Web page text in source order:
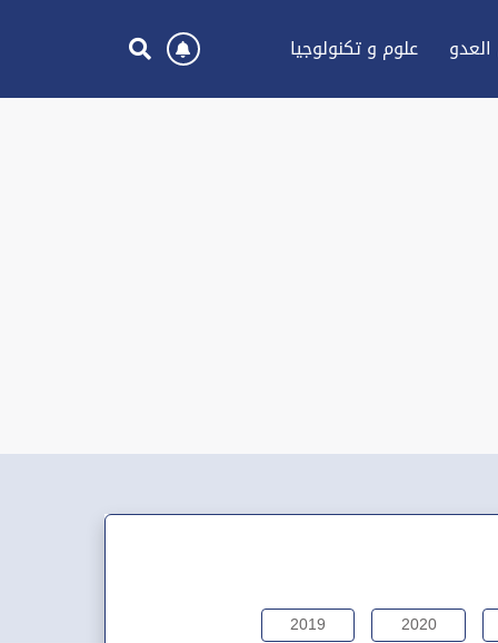
علوم و تكنولوجيا
2020
2019